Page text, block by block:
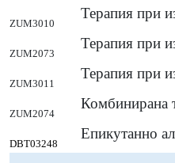
ZUM3010
Терапия при
ZUM2073
Терапия при
ZUM3011
Терапия при
ZUM2074
Комбинирана
DBT03248
Епикутанно